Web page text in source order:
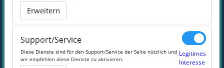
Erweitern
Support/Service
Diese Dienste sind für den Support/Service der Seite nützlich und
wir empfehlen diese Dienste zu aktivieren.
Legitimes
Interesse
Erweitern
Support/Service
Diese Dienste sind für den Support/Service der Seite nützlich und
wir empfehlen diese Dienste zu aktivieren.
Legitimes
Interesse